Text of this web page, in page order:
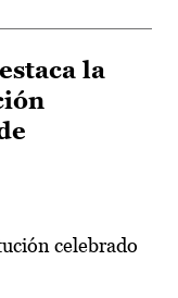
la
celebrado